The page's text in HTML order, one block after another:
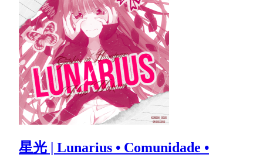
星光 | Lunarius • Comunidade •